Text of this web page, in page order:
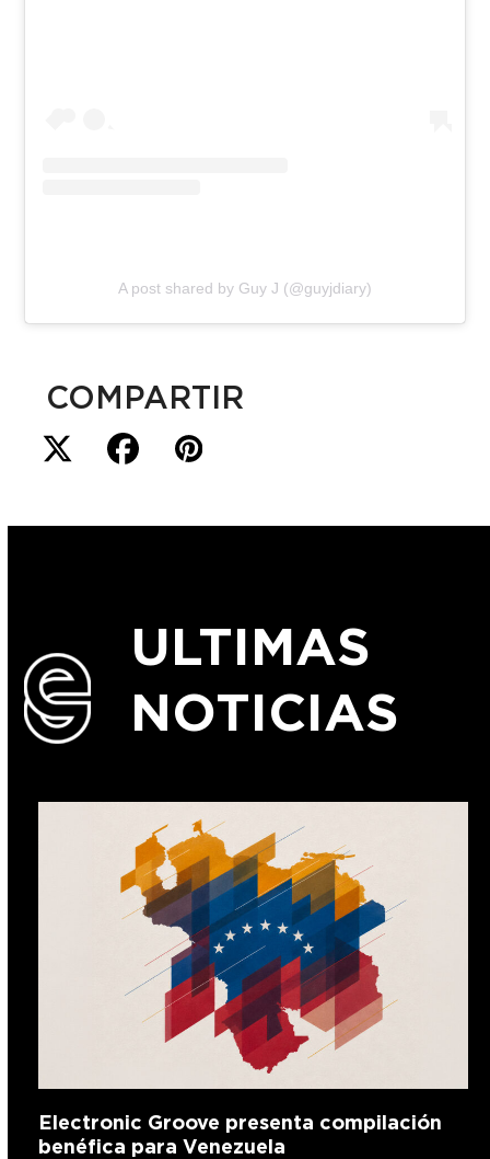
A post shared by Guy J (@guyjdiary)
COMPARTIR
ULTIMAS
NOTICIAS
Electronic Groove presenta compilación
benéfica para Venezuela